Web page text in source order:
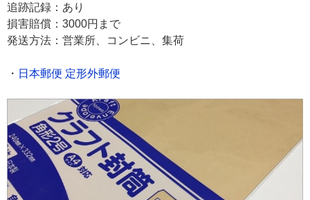
追跡記録：あり
損害賠償：3000円まで
発送方法：営業所、コンビニ、集荷
・ 日本郵便 定形外郵便